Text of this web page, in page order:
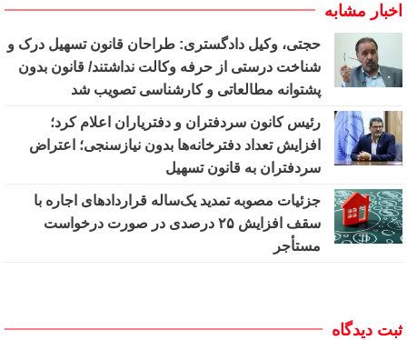
اخبار مشابه
حجتی، وکیل دادگستری: طراحان قانون تسهیل درک و
شناخت درستی از حرفه وکالت نداشتند/ قانون بدون
پشتوانه مطالعاتی و کارشناسی تصویب شد
رئیس کانون سردفتران و دفتریاران اعلام کرد؛
افزایش تعداد دفترخانه‌ها بدون نیازسنجی؛ اعتراض
سردفتران به قانون تسهیل
جزئیات مصوبه تمدید یک‌ساله قرارداد‌های اجاره با
سقف افزایش ۲۵ درصدی در صورت درخواست
مستأجر
ثبت دیدگاه